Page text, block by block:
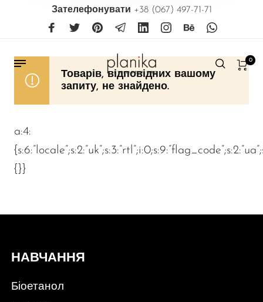
Зателефонувати +38 (067) 497-71-71
0
Товарів, відповідних вашому
запиту, не знайдено.
a:4:
{}}
НАВЧАННЯ
Біоетанол